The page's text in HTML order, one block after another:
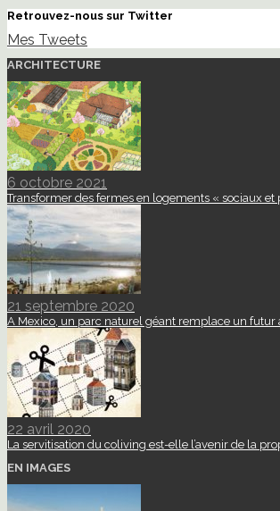
Retrouvez-nous sur Twitter
Mes Tweets
ARCHITECTURE
6 octobre 2021
Transformer des fermes en logements « sociaux et
21 septembre 2020
A Mexico, un parc naturel géant remplace un futur
22 avril 2020
La servitisation du coliving est-elle l’avenir de la
EN IMAGES